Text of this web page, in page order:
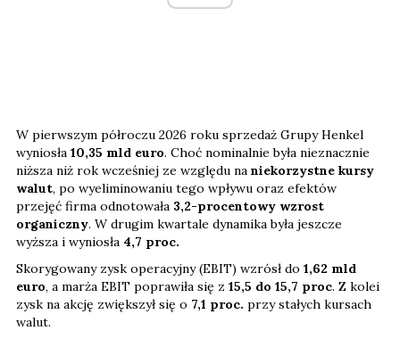
W pierwszym półroczu 2026 roku sprzedaż Grupy Henkel
wyniosła 10,35 mld euro. Choć nominalnie była nieznacznie
niższa niż rok wcześniej ze względu na niekorzystne kursy
walut, po wyeliminowaniu tego wpływu oraz efektów
przejęć firma odnotowała 3,2-procentowy wzrost
organiczny. W drugim kwartale dynamika była jeszcze
wyższa i wyniosła 4,7 proc.
Skorygowany zysk operacyjny (EBIT) wzrósł do 1,62 mld
euro, a marża EBIT poprawiła się z 15,5 do 15,7 proc. Z kolei
zysk na akcję zwiększył się o 7,1 proc. przy stałych kursach
walut.